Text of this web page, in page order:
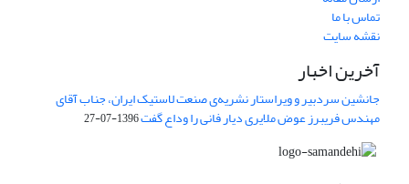
تماس با ما
نقشه سایت
آخرین اخبار
جانشین سردبیر و ویراستار نشریه‌ی صنعت لاستیک ایران، جناب آقای
مهندس فریبرز عوض ملایری دیار فانی را وداع گفت1396-07-27